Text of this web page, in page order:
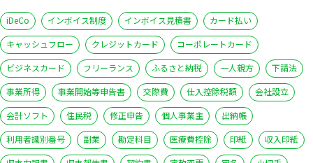
iDeCo インボイス制度 インボイス見積書
カード払い
キャッシュフロー
クレジットカード
コーポレートカード
ビジネスカード
フリーランス ふるさと納税 一人親方
下請法
事業所得
事業開始等申告書 交際費 仕入控除税額
会社設立
会計ソフト
住民税 修正申告 個人事業主
出納帳
利用者識別番号
副業 勘定科目 医療費控除 印紙
収入印紙
いますぐ無料登録